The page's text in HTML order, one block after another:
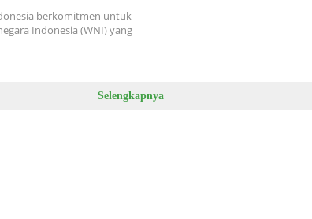
berkomitmen untuk
Indonesia (WNI) yang
Selengkapnya